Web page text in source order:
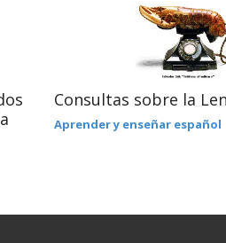
Consultas sobre la
Aprender y enseñar español